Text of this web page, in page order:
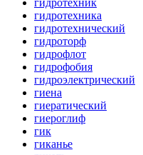
гидротехника
гидротехнический
гидроторф
гидрофлот
гидрофобия
гидроэлектрический
гиена
гиератический
гиероглиф
гик
гиканье